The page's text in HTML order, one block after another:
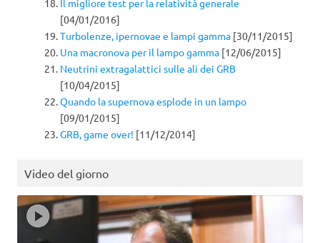
Il migliore test per la relatività generale
[04/01/2016]
Turbolenze, ipernovae e lampi gamma [30/11/2015]
Una macronova per il lampo gamma [12/06/2015]
Neutrini extragalattici sulle ali dei GRB
[10/04/2015]
Quando la supernova esplode in un lampo
[09/01/2015]
GRB, game over! [11/12/2014]
Video del giorno